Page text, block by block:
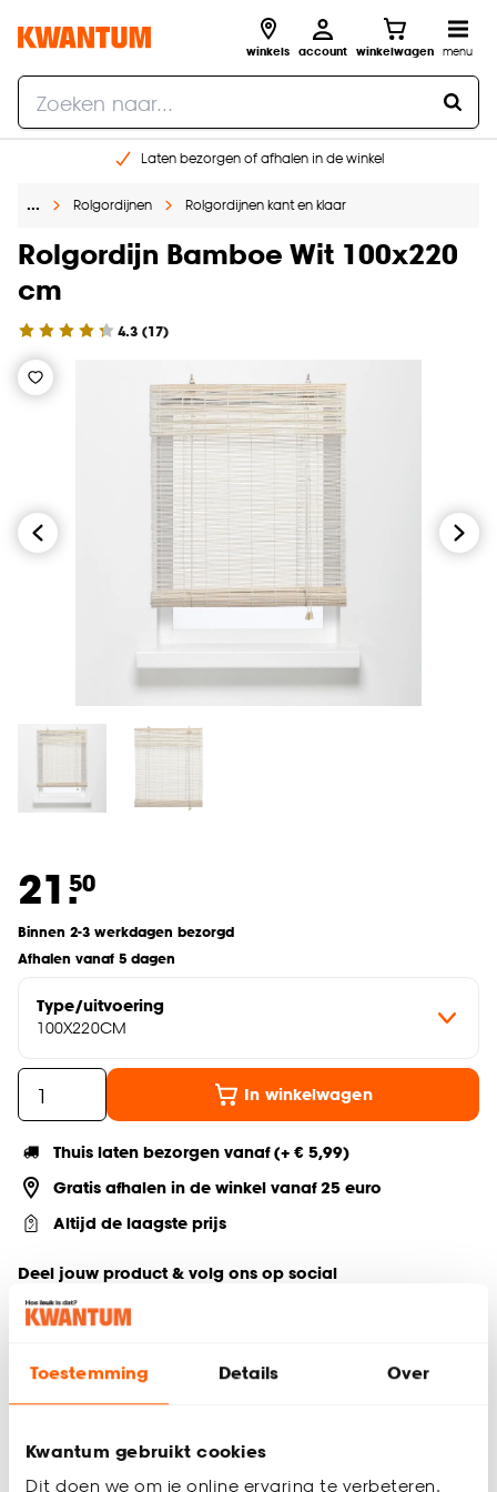
Toestemming Details Over
Kwantum gebruikt cookies
Dit doen we om je online ervaring te verbeteren.
winkels account winkelwagen menu
Laten bezorgen of afhalen in de winkel
Gratis raam advies en inmeten aan huis
… Rolgordijnen Rolgordijnen kant en klaar
Rolgordijn Bamboe Wit 100x220
cm
4.3 (17)
21.50
Binnen 2-3 werkdagen bezorgd
Afhalen vanaf 5 dagen
Type/uitvoering
100X220CM
In winkelwagen
Thuis laten bezorgen vanaf (+ € 5,99)
Gratis afhalen in de winkel vanaf 25 euro
Altijd de laagste prijs
Deel jouw product & volg ons op social
100cm x 220cm (BxH)